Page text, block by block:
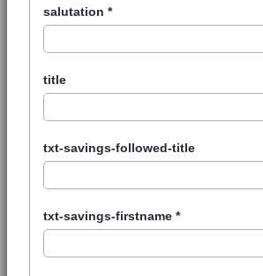
salutation *
title
txt-savings-followed-title
txt-savings-firstname *